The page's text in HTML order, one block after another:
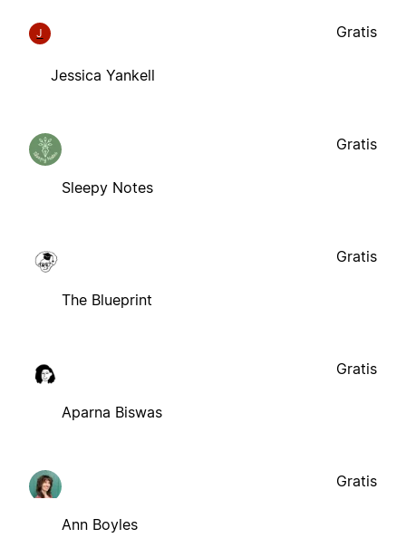
J
Jessica Yankell
Gratis
Sleepy Notes
Gratis
The Blueprint
Gratis
Aparna Biswas
Gratis
Ann Boyles
Gratis